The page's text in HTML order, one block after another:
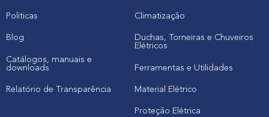
Políticas
Blog
Catálogos, manuais e
downloads
Relatório de Transparência
Climatização
Duchas, Torneiras e Chuveiros
Elétricos
Ferramentas e Utilidades
Material Elétrico
Proteção Elétrica